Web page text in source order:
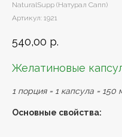
NaturalSupp (Натурал Сапп)
Артикул: 1921
540,00 р.
Желатиновые
1 порция = 1 капсула =
Основные свойства: